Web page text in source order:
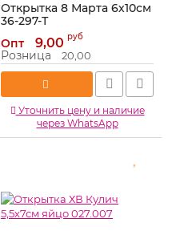
Открытка 8 Марта 6х10см
36-297-Т
Артикул: 36-297-Т
Опт 9,00 руб
Розница 20,00
Уточнить цену и наличие
через WhatsApp